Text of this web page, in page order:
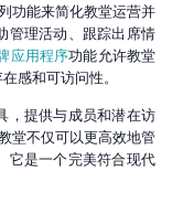
功能来简化教堂运营并
管理活动、跟踪出席情
应用程序功能允许教堂
感和可访问性。
，提供与成员和潜在访
堂不仅可以更高效地管
它是一个完美符合现代